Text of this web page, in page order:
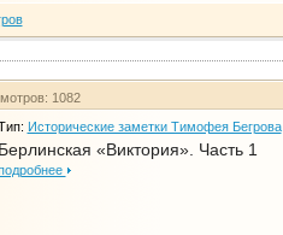
1082
Исторические заметки Тимофея Бегрова
Берлинская «Виктория». Часть 1